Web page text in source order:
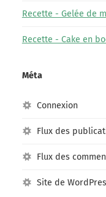
Recette - Gelée de
Recette - Cake en
Méta
Connexion
Flux des
Flux des
Site de